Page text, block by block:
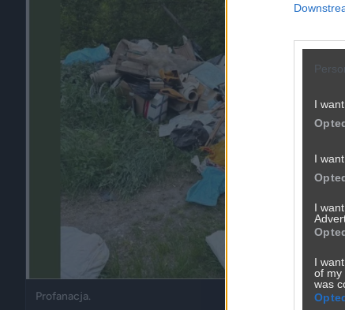
I
I
I
I
of my
was
Profanacja.